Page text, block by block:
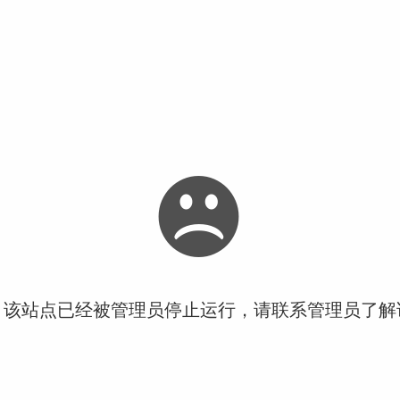
站点已经被管理员停止运行，请联系管理员了